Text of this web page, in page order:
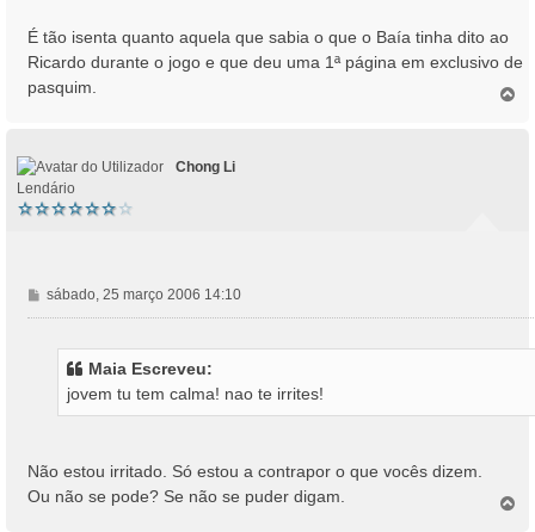
É tão isenta quanto aquela que sabia o que o Baía tinha dito ao
Ricardo durante o jogo e que deu uma 1ª página em exclusivo de
pasquim.
Chong Li
Lendário
M
e
sábado, 25 março 2006 14:10
Maia Escreveu:
jovem tu tem calma! nao te irrites!
Não estou irritado. Só estou a contrapor o que vocês dizem.
Ou não se pode? Se não se puder digam.